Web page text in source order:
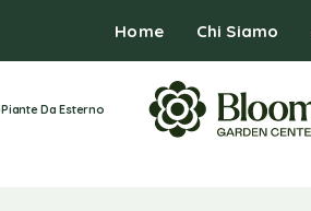
Home Chi Siamo
Piante Da Esterno